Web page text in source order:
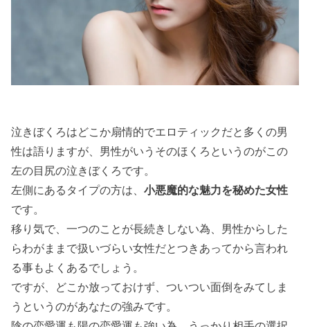
泣きぼくろはどこか扇情的でエロティックだと多くの男
性は語りますが、男性がいうそのほくろというのがこの
左の目尻の泣きぼくろです。
左側にあるタイプの方は、小悪魔的な魅力を秘めた女性
です。
移り気で、一つのことが長続きしない為、男性からした
らわがままで扱いづらい女性だとつきあってから言われ
る事もよくあるでしょう。
ですが、どこか放っておけず、ついつい面倒をみてしま
うというのがあなたの強みです。